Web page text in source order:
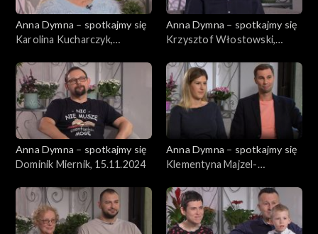
Anna Dymna – spotkajmy się
Karolina Kucharczyk,
Anna Dymna – spotkajmy się
Krzysztof Włostowski,
Anna Dymna – spotkajmy się
Dominik Miernik, 15.11.2024
Anna Dymna – spotkajmy się
Klementyna Majzel-